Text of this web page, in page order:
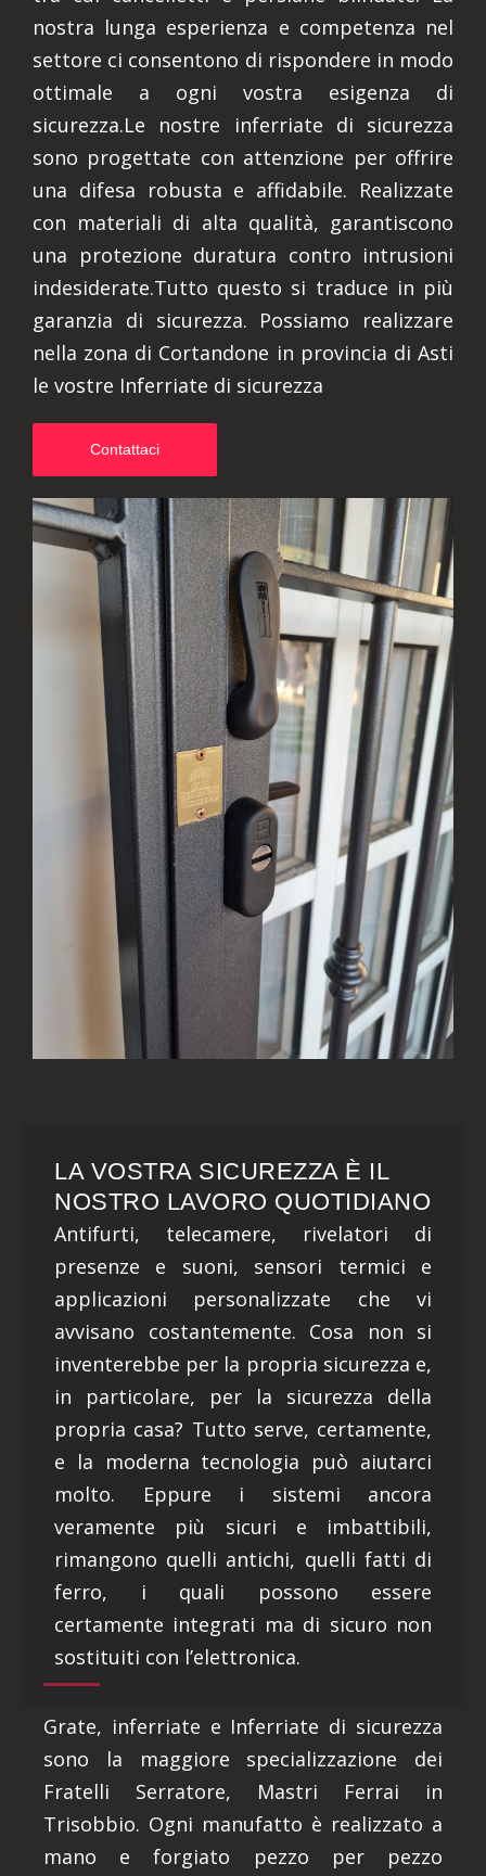
nostra lunga esperienza e competenza nel
settore ci consentono di rispondere in modo
ottimale a ogni vostra esigenza di
sicurezza.Le nostre inferriate di sicurezza
sono progettate con attenzione per offrire
una difesa robusta e affidabile. Realizzate
con materiali di alta qualità, garantiscono
una protezione duratura contro intrusioni
indesiderate.Tutto questo si traduce in più
garanzia di sicurezza. Possiamo realizzare
nella zona di Cortandone in provincia di Asti
le vostre Inferriate di sicurezza
Contattaci
LA VOSTRA SICUREZZA È IL
NOSTRO LAVORO QUOTIDIANO
Antifurti, telecamere, rivelatori di
presenze e suoni, sensori termici e
applicazioni personalizzate che vi
avvisano costantemente. Cosa non si
inventerebbe per la propria sicurezza e,
in particolare, per la sicurezza della
propria casa? Tutto serve, certamente,
e la moderna tecnologia può aiutarci
molto. Eppure i sistemi ancora
veramente più sicuri e imbattibili,
rimangono quelli antichi, quelli fatti di
ferro, i quali possono essere
certamente integrati ma di sicuro non
sostituiti con l’elettronica.
Grate, inferriate e Inferriate di sicurezza
sono la maggiore specializzazione dei
Fratelli Serratore, Mastri Ferrai in
Trisobbio. Ogni manufatto è realizzato a
mano e forgiato pezzo per pezzo